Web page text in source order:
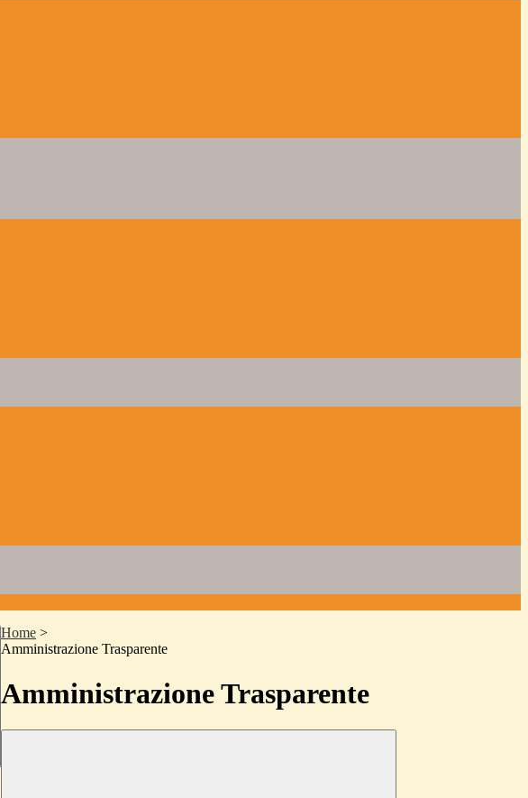
Home >
Amministrazione Trasparente
Amministrazione Trasparente